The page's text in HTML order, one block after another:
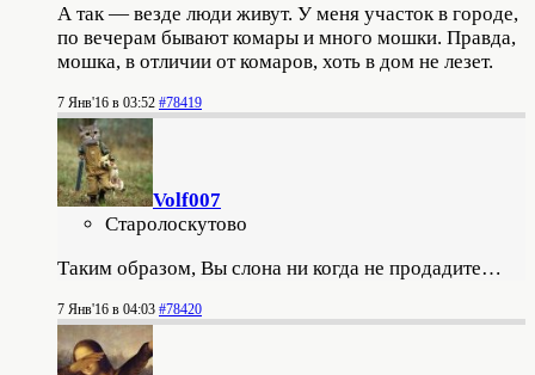
А так — везде люди живут. У меня участок в городе,
по вечерам бывают комары и много мошки. Правда,
мошка, в отличии от комаров, хоть в дом не лезет.
7 Янв'16 в 03:52 #78419
Volf007
Старолоскутово
Таким образом, Вы слона ни когда не продадите…
7 Янв'16 в 04:03 #78420